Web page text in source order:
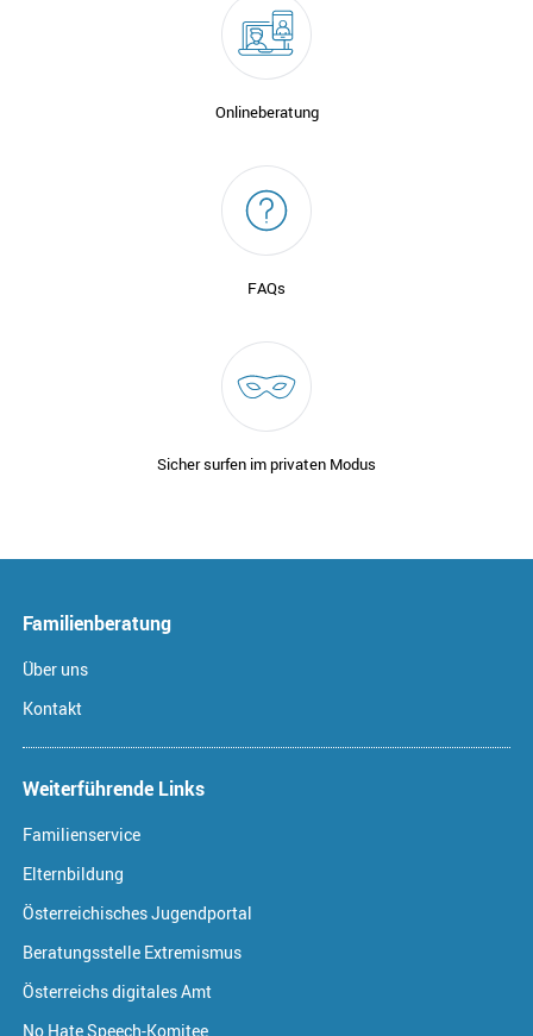
Onlineberatung
FAQs
Sicher surfen im privaten Modus
Familienberatung
Über uns
Kontakt
Weiterführende Links
Familienservice
Elternbildung
Österreichisches Jugendportal
Beratungsstelle Extremismus
Österreichs digitales Amt
No Hate Speech-Komitee